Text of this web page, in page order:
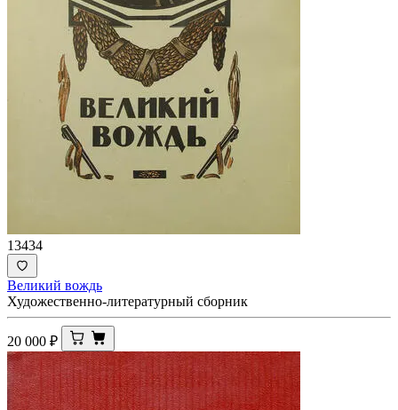
13434
Великий вождь
Художественно-литературный сборник
20 000 ₽